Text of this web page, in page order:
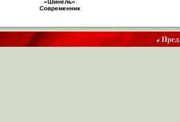
«Шинель»
Современник